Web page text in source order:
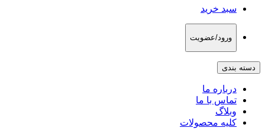
سبد خرید
ورود/عضویت
دسته بندی
درباره ما
تماس با ما
وبلاگ
کلیه محصولات